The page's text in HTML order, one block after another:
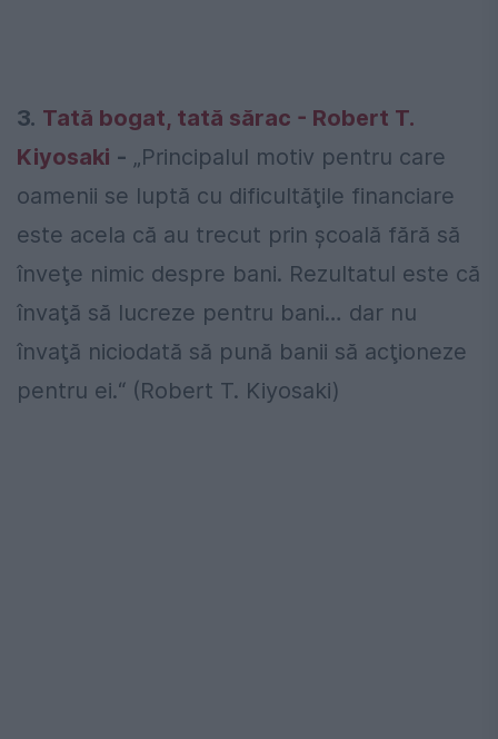
3. Tată bogat, tată sărac - Robert T.
Kiyosaki - „Principalul motiv pentru care
oamenii se luptă cu dificultăţile financiare
este acela că au trecut prin şcoală fără să
înveţe nimic despre bani. Rezultatul este că
învaţă să lucreze pentru bani… dar nu
învaţă niciodată să pună banii să acţioneze
pentru ei.“ (Robert T. Kiyosaki)